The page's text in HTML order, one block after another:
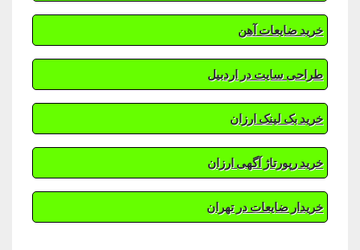
خرید ضایعات آهن
طراحی سایت در اردبیل
خرید بک لینک ارزان
خرید رپورتاژ آگهی ارزان
خریدار ضایعات در تهران